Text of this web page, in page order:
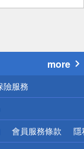
more
險服務
會員服務條款 隱